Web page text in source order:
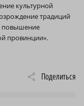
культурной
традиций
повышение
провинции».
Поделиться